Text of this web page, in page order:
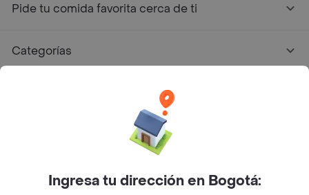
Pide tu comida favorita cerca de ti
Categorías
Facebook
Twitter
Instagram
Ingresa tu dirección en Bogotá: